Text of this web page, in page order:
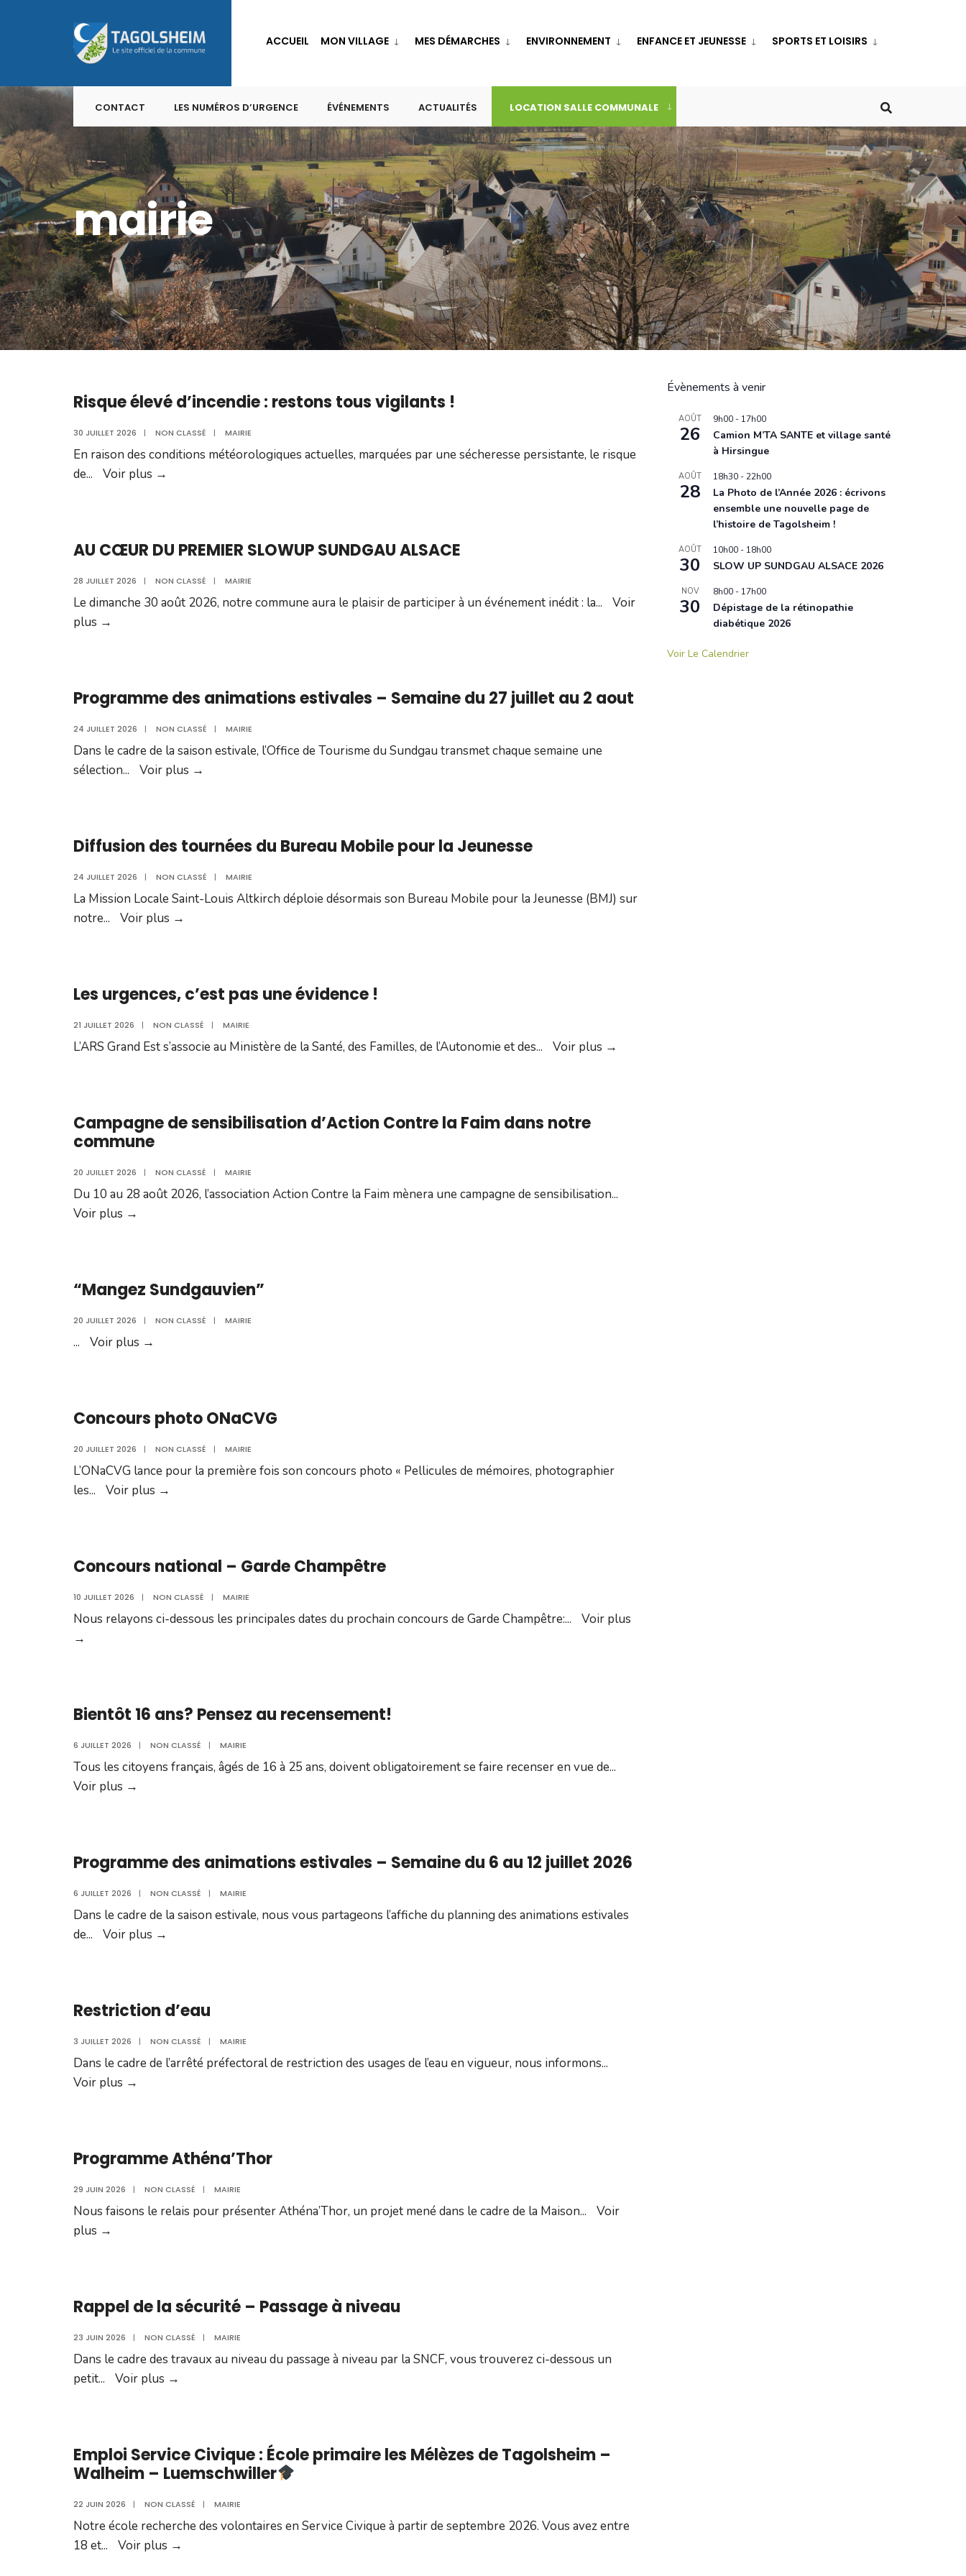
to
content
ACCUEIL MON VILLAGE MES DÉMARCHES ENVIRONNEMENT ENFANCE ET JEUNESSE SPORTS ET LOISIRS
CONTACT LES NUMÉROS D’URGENCE ÉVÉNEMENTS ACTUALITÉS LOCATION SALLE COMMUNALE
mairie
Risque élevé d’incendie : restons tous vigilants !
30 JUILLET 2026 | NON CLASSÉ | MAIRIE
En raison des conditions météorologiques actuelles, marquées par une sécheresse persistante, le risque
de... Voir plus →
restons
!
AU CŒUR DU PREMIER SLOWUP SUNDGAU ALSACE
28 JUILLET 2026 | NON CLASSÉ | MAIRIE
Le dimanche 30 août 2026, notre commune aura le plaisir de participer à un événement inédit : la...
Voir
plus →
SLOWUP
ALSACE
Programme des animations estivales – Semaine du 27 juillet au 2 aout
24 JUILLET 2026 | NON CLASSÉ | MAIRIE
Dans le cadre de la saison estivale, l’Office de Tourisme du Sundgau transmet chaque semaine une
sélection... Voir plus →
–
du
27
Diffusion des tournées du Bureau Mobile pour la Jeunesse
24 JUILLET 2026 | NON CLASSÉ | MAIRIE
La Mission Locale Saint-Louis Altkirch déploie désormais son Bureau Mobile pour la Jeunesse (BMJ) sur
notre... Voir plus →
Bureau
la
Les urgences, c’est pas une évidence !
21 JUILLET 2026 | NON CLASSÉ | MAIRIE
L’ARS Grand Est s’associe au Ministère de la Santé, des Familles, de l’Autonomie et des... Voir plus →
Campagne de sensibilisation d’Action Contre la Faim dans notre
commune
20 JUILLET 2026 | NON CLASSÉ | MAIRIE
Du 10 au 28 août 2026, l’association Action Contre la Faim mènera une campagne de sensibilisation...
Voir plus →
Contre
Faim
dans
“Mangez Sundgauvien”
20 JUILLET 2026 | NON CLASSÉ | MAIRIE
... Voir plus →
Concours photo ONaCVG
20 JUILLET 2026 | NON CLASSÉ | MAIRIE
L’ONaCVG lance pour la première fois son concours photo « Pellicules de mémoires, photographier
les... Voir plus →
Concours national – Garde Champêtre
10 JUILLET 2026 | NON CLASSÉ | MAIRIE
Nous relayons ci-dessous les principales dates du prochain concours de Garde Champêtre:...
Voir plus
→
Champêtre
Bientôt 16 ans? Pensez au recensement!
6 JUILLET 2026 | NON CLASSÉ | MAIRIE
Tous les citoyens français, âgés de 16 à 25 ans, doivent obligatoirement se faire recenser en vue de...
Voir plus →
au
Programme des animations estivales – Semaine du 6 au 12 juillet 2026
6 JUILLET 2026 | NON CLASSÉ | MAIRIE
Dans le cadre de la saison estivale, nous vous partageons l’affiche du planning des animations estivales
de... Voir plus →
–
6
Restriction d’eau
3 JUILLET 2026 | NON CLASSÉ | MAIRIE
Dans le cadre de l’arrêté préfectoral de restriction des usages de l’eau en vigueur, nous informons...
Voir plus →
Programme Athéna’Thor
29 JUIN 2026 | NON CLASSÉ | MAIRIE
Nous faisons le relais pour présenter Athéna’Thor, un projet mené dans le cadre de la Maison...
Voir
plus →
Rappel de la sécurité – Passage à niveau
23 JUIN 2026 | NON CLASSÉ | MAIRIE
Dans le cadre des travaux au niveau du passage à niveau par la SNCF, vous trouverez ci-dessous un
petit... Voir plus →
–
Passage
Emploi Service Civique : École primaire les Mélèzes de Tagolsheim –
Walheim – Luemschwiller
22 JUIN 2026 | NON CLASSÉ | MAIRIE
Notre école recherche des volontaires en Service Civique à partir de septembre 2026. Vous avez entre
18 et... Voir plus →
Évènements à venir
AOÛT
26
9h00 - 17h00
Camion M’TA SANTE et village santé
à Hirsingue
AOÛT
28
18h30 -22h00
La Photo de l’Année 2026 : écrivons
ensemble une nouvelle page de
l’histoire de Tagolsheim !
AOÛT
30
10h00 - 18h00
SLOW UP SUNDGAU ALSACE 2026
NOV
30
8h00 - 17h00
Dépistage de la rétinopathie
diabétique 2026
Voir Le Calendrier